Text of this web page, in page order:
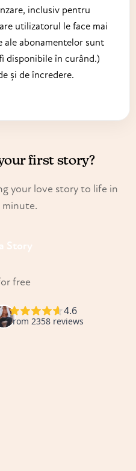
inclusiv pentru
utilizatorul le face mai
ale abonamentelor sunt
disponibile în curând.)
și de încredere.
first story?
your love story to life in
minute.
Story
free